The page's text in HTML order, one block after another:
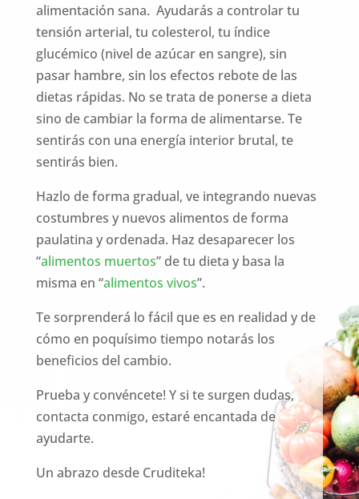
alimentación sana. Ayudarás a controlar tu
tensión arterial, tu colesterol, tu índice
glucémico (nivel de azúcar en sangre), sin
pasar hambre, sin los efectos rebote de las
dietas rápidas. No se trata de ponerse a dieta
sino de cambiar la forma de alimentarse. Te
sentirás con una energía interior brutal, te
sentirás bien.
Hazlo de forma gradual, ve integrando nuevas
costumbres y nuevos alimentos de forma
paulatina y ordenada. Haz desaparecer los
“alimentos muertos” de tu dieta y basa la
misma en “alimentos vivos”.
Te sorprenderá lo fácil que es en realidad y de
cómo en poquísimo tiempo notarás los
beneficios del cambio.
Prueba y convéncete! Y si te surgen dudas,
contacta conmigo, estaré encantada de
ayudarte.
Un abrazo desde Cruditeka!